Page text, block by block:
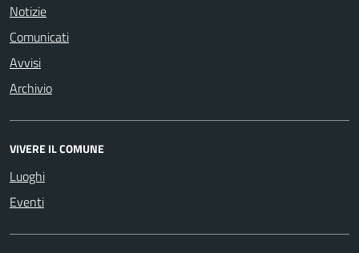
Notizie
Comunicati
Avvisi
Archivio
VIVERE IL COMUNE
Luoghi
Eventi